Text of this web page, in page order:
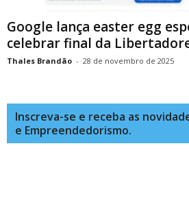
Google lança easter egg
celebrar final da
Thales Brandão - 28 de novembro de 2025
Inscreva-se e receba as
e Empreendedorismo.